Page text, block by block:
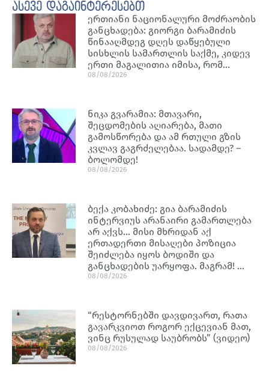
ასევე დაგაინტერესებთ
ერთიანი ნაციონალური მოძრაობის
განცხადება: გიორგი ბარამიძის
წინააღმდეგ დღეს დაწყებული
სისხლის სამართლის საქმე, კიდევ
ერთი მაგალითია იმისა, რომ…
08/08/2026
ნიკა გვარამია: მთავარი,
შეცდომების აღიარება, მათი
გამოსწორება და ამ რთული გზის
კვლავ გაგრძელებაა. სადამდე? –
ბოლომდე!
08/08/2026
ბექა კობახიძე: გია ბარამიძის
ინტერვიუს არანაირი გამართლება
არ აქვს… მისი მხრიდან აქ
ერთადერთი მისაღები პოზიცია
შეიძლება იყოს ბოდიში და
განცხადების უარყოფა. მაგრამ! …
08/08/2026
“რესტორნებში დავდივართ, რათა
გავარკვიოთ როგორ ექცევიან მათ,
ვინც რუსულად საუბრობს” (ვიდეო)
08/08/2026